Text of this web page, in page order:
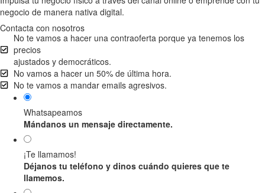
negocio de manera nativa digital.
Contacta con nosotros
No te vamos a hacer una contraoferta porque ya tenemos los
precios
ajustados y democráticos.
No vamos a hacer un 50% de última hora.
No te vamos a mandar emails agresivos.
Whatsapeamos
Mándanos un mensaje directamente.
¡Te llamamos!
Déjanos tu teléfono y dinos cuándo quieres que te
llamemos.